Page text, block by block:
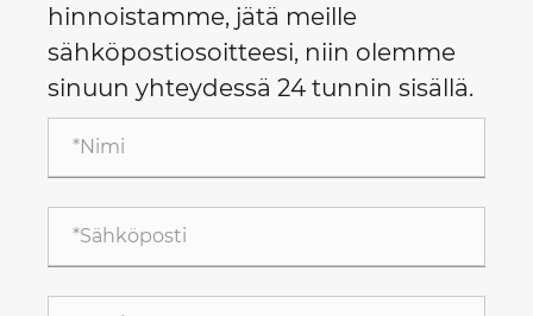
hinnoistamme, jätä meille
sähköpostiosoitteesi, niin olemme
sinuun yhteydessä 24 tunnin sisällä.